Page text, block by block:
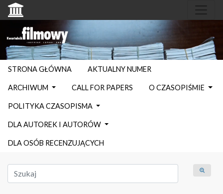
STRONA GŁÓWNA AKTUALNY NUMER
ARCHIWUM CALL FOR PAPERS O CZASOPIŚMIE
POLITYKA CZASOPISMA
DLA AUTOREK I AUTORÓW
DLA OSÓB RECENZUJĄCYCH